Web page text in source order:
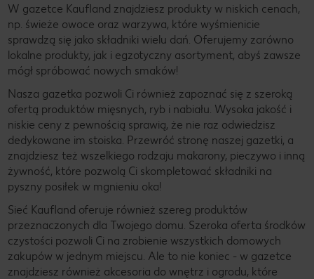
W gazetce Kaufland znajdziesz produkty w niskich cenach,
np. świeże owoce oraz warzywa, które wyśmienicie
sprawdzą się jako składniki wielu dań. Oferujemy zarówno
lokalne produkty, jak i egzotyczny asortyment, abyś zawsze
mógł spróbować nowych smaków!
Nasza gazetka pozwoli Ci również zapoznać się z szeroką
ofertą produktów mięsnych, ryb i nabiału. Wysoka jakość i
niskie ceny z pewnością sprawią, że nie raz odwiedzisz
dedykowane im stoiska. Przewróć stronę naszej gazetki, a
znajdziesz też wszelkiego rodzaju makarony, pieczywo i inną
żywność, które pozwolą Ci skompletować składniki na
pyszny posiłek w mgnieniu oka!
Sieć Kaufland oferuje również szereg produktów
przeznaczonych dla Twojego domu. Szeroka oferta środków
czystości pozwoli Ci na zrobienie wszystkich domowych
zakupów w jednym miejscu. Ale to nie koniec - w gazetce
znajdziesz również akcesoria do wnętrz i ogrodu, które